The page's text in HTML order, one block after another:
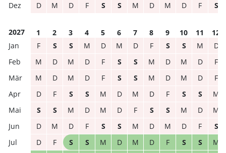
D
M D F S S M D M D F S
2027 1 2 3 4 5 6 7 8 9 10 11
12
F
S S M D M D F S S M
D
M
D M D F S S M D M D
F
M
D M D F S S M D M D
F
D
F S S M D M D F S S
M
S
S M D M D F S S M D
M
D
M D F S S M D M D F
S
D
F S S M D M D F S S
M